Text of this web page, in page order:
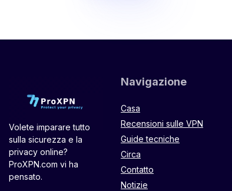
Volete imparare tutto
sulla sicurezza e la
privacy online?
ProXPN.com vi ha
pensato.
Navigazione
Casa
Recensioni sulle VPN
Guide tecniche
Circa
Contatto
Notizie